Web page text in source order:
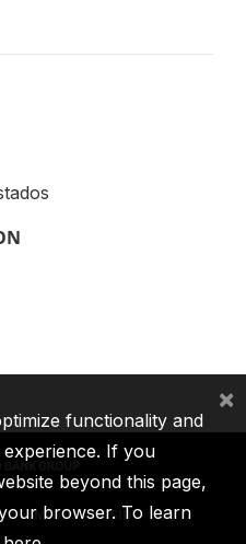
MIGA ICSID
functionality and
If you
beyond this page,
browser. To learn
×